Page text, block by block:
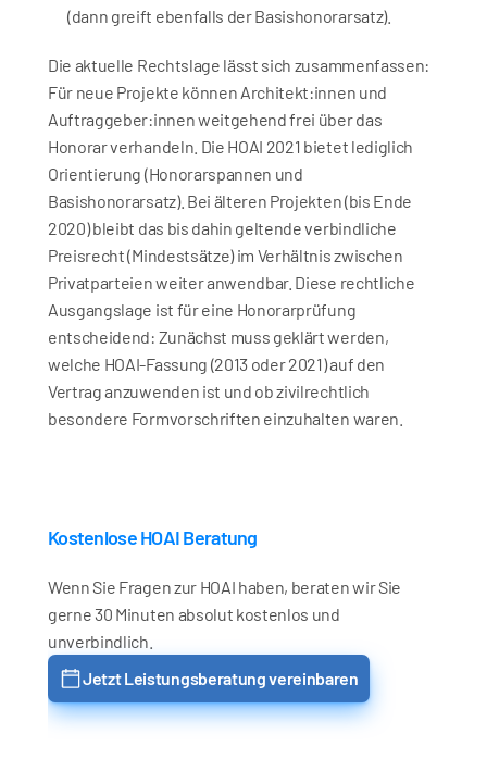
(dann greift ebenfalls der Basishonorarsatz).
Die aktuelle Rechtslage lässt sich zusammenfassen:
Für neue Projekte können Architekt:innen und
Auftraggeber:innen weitgehend frei über das
Honorar verhandeln. Die HOAI 2021 bietet lediglich
Orientierung (Honorarspannen und
Basishonorarsatz). Bei älteren Projekten (bis Ende
2020) bleibt das bis dahin geltende verbindliche
Preisrecht (Mindestsätze) im Verhältnis zwischen
Privatparteien weiter anwendbar. Diese rechtliche
Ausgangslage ist für eine Honorarprüfung
entscheidend: Zunächst muss geklärt werden,
welche HOAI-Fassung (2013 oder 2021) auf den
Vertrag anzuwenden ist und ob zivilrechtlich
besondere Formvorschriften einzuhalten waren.
Kostenlose HOAI Beratung
Wenn Sie Fragen zur HOAI haben, beraten wir Sie
gerne 30 Minuten absolut kostenlos und
unverbindlich.
Jetzt Leistungsberatung vereinbaren